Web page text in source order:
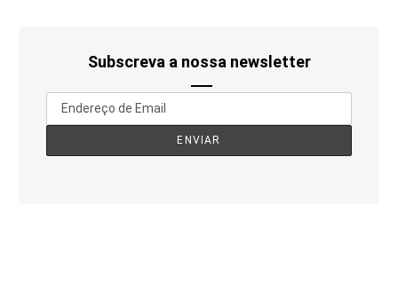
Subscreva a nossa newsletter